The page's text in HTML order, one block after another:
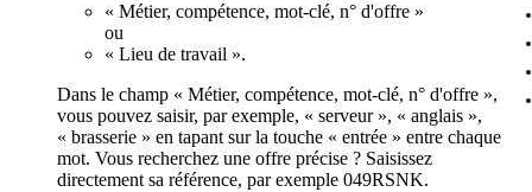
« Métier, compétence, mot-clé, n° d'offre »
ou
« Lieu de travail ».
Dans le champ « Métier, compétence, mot-clé, n° d'offre »,
vous pouvez saisir, par exemple, « serveur », « anglais »,
« brasserie » en tapant sur la touche « entrée » entre chaque
mot. Vous recherchez une offre précise ? Saisissez
directement sa référence, par exemple 049RSNK.